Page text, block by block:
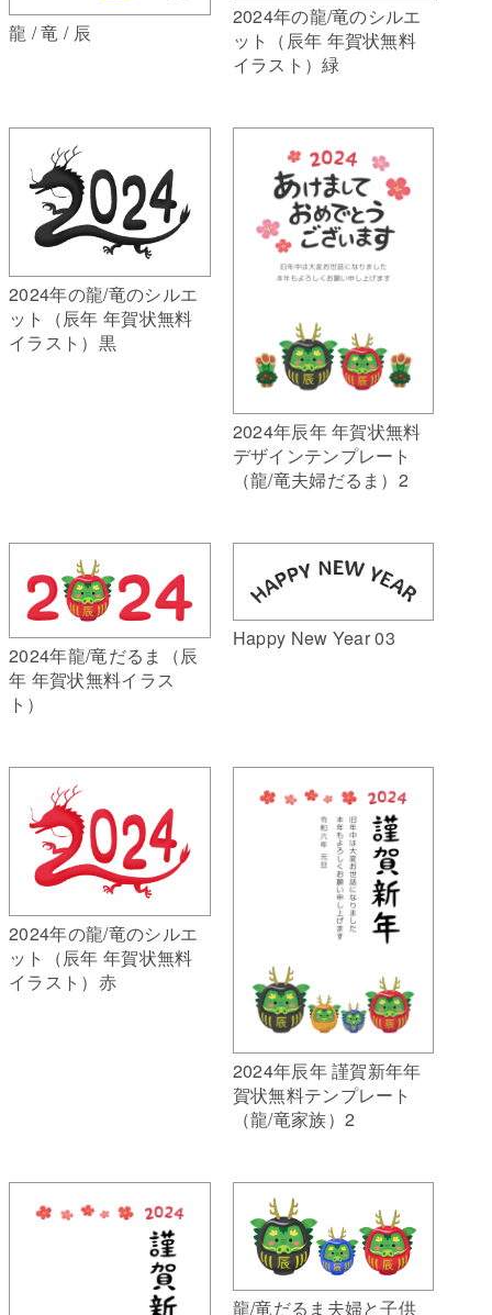
龍 / 竜 / 辰
2024年の龍/竜のシルエ
ット（辰年 年賀状無料
イラスト）緑
2024年の龍/竜のシルエ
ット（辰年 年賀状無料
イラスト）黒
2024年辰年 年賀状無料
デザインテンプレート
（龍/竜夫婦だるま）2
2024年龍/竜だるま（辰
年 年賀状無料イラス
ト）
Happy New Year 03
2024年の龍/竜のシルエ
ット（辰年 年賀状無料
イラスト）赤
2024年辰年 謹賀新年年
賀状無料テンプレート
（龍/竜家族）2
龍/竜だるま夫婦と子供